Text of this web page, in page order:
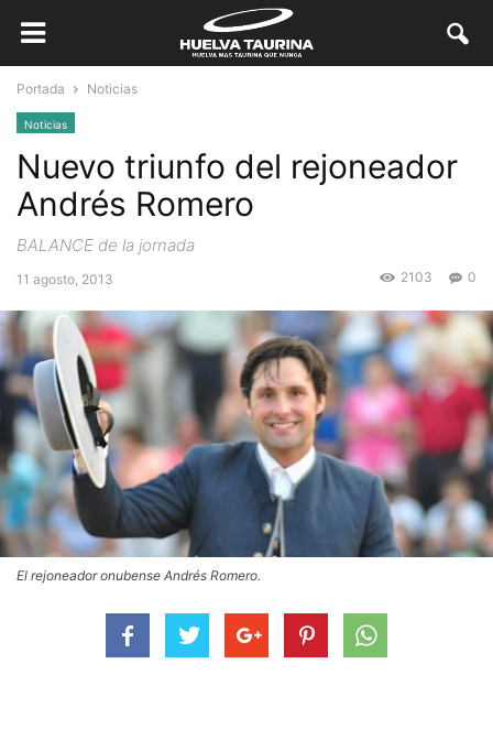
Portada Noticias
Noticias
Nuevo triunfo del rejoneador
Andrés Romero
BALANCE de la jornada
11 agosto, 2013 0
2103
El rejoneador onubense Andrés Romero.